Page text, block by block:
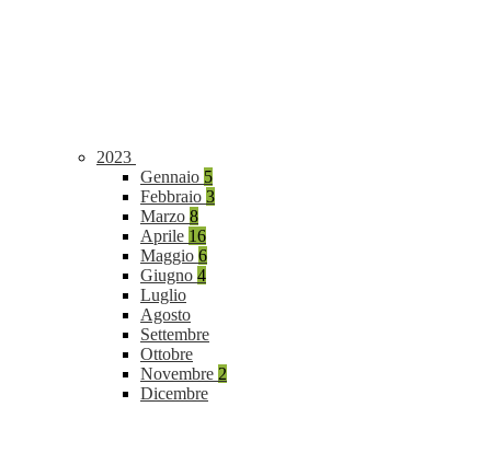
2023
Gennaio 5
Febbraio 3
Marzo 8
Aprile 16
Maggio 6
Giugno 4
Luglio
Agosto
Settembre
Ottobre
Novembre 2
Dicembre